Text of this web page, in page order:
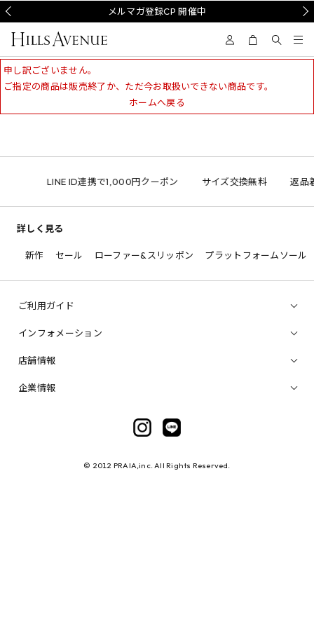
メルマガ登録CP 開催中
申し訳ございません。
ご指定の商品は販売終了か、ただ今お取扱いできない商品です。
ホームへ戻る
LINE ID連携で1,000円クーポン サイズ交換無料 返品
詳しく見る
新作 セール ローファー&スリッポン プラットフォームソール
ご利用ガイド
インフォメーション
店舗情報
企業情報
© 2012 PRAIA,inc. All Rights Reserved.